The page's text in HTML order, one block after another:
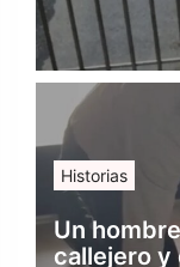
Historias
Un
callejero y